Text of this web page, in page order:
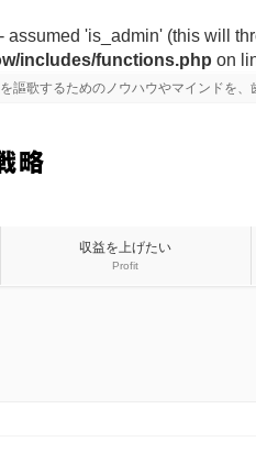
'is_admin' (this will
includes/functions.php on
謳歌するためのノウハウやマインドを
収益を上げたい
Profit